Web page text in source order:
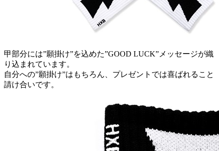
甲部分には”願掛け”を込めた”GOOD LUCK”メッセージが織
り込まれています。
自分への”願掛け”はもちろん、プレゼントでは喜ばれること
請け合いです。